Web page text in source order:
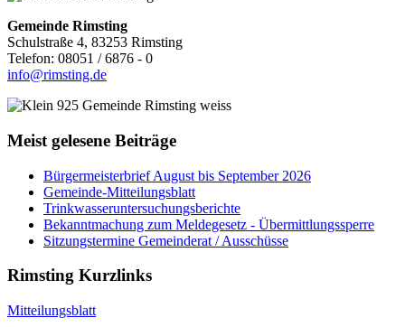
Gemeinde Rimsting
Schulstraße 4, 83253 Rimsting
Telefon: 08051 / 6876 - 0
info@rimsting.de
Meist gelesene Beiträge
Bürgermeisterbrief August bis September 2026
Gemeinde-Mitteilungsblatt
Trinkwasseruntersuchungsberichte
Bekanntmachung zum Meldegesetz - Übermittlungssperre
Sitzungstermine Gemeinderat / Ausschüsse
Rimsting Kurzlinks
Mitteilungsblatt